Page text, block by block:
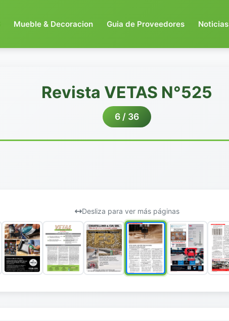
Mueble & Decoracion Guia de Proveedores Noticias
Revista VETAS N°525
6 / 36
Desliza para ver más páginas